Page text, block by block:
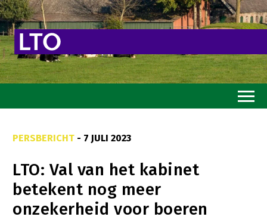
Goed eten
Mooi groen
Sterk ondernemerschap
PERSBERICHT - 7 JULI 2023
LTO: Val van het kabinet
betekent nog meer
onzekerheid voor boeren